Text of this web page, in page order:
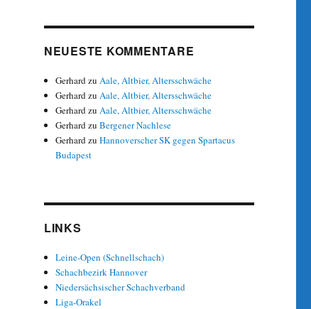
NEUESTE KOMMENTARE
GerhardzuAale, Altbier, Altersschwäche
GerhardzuAale, Altbier, Altersschwäche
GerhardzuAale, Altbier, Altersschwäche
GerhardzuBergener Nachlese
GerhardzuHannoverscher SK gegen Spartacus
Budapest
LINKS
Leine-Open (Schnellschach)
Schachbezirk Hannover
Niedersächsischer Schachverband
Liga-Orakel